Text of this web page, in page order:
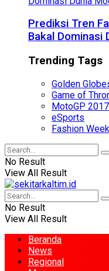
Prediksi Tren
Bakal Dominasi
Trending Tags
Golden
Game of
MotoGP 2017
eSports
Fashion Week
No Result
View All Result
No Result
View All Result
Beranda
News
Regional